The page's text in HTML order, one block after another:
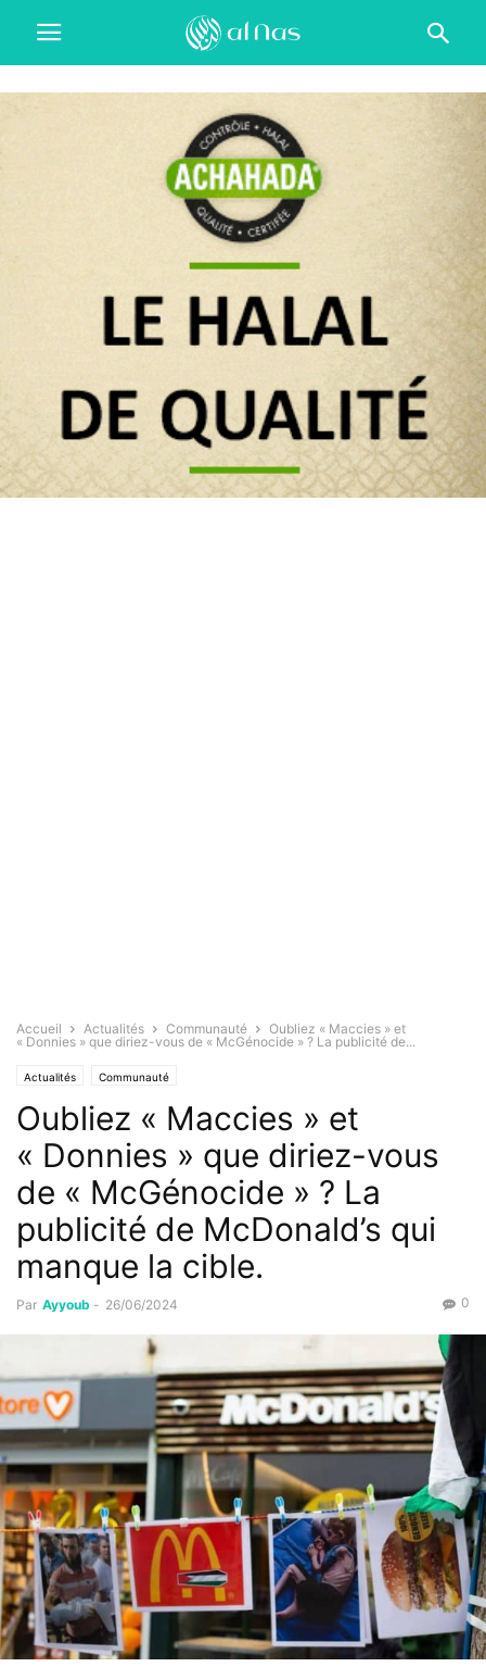
Accueil Actualités Communauté
Oubliez « Maccies » et
« Donnies » que diriez-vous de « McGénocide » ? La publicité de...
Actualités Communauté
Oubliez « Maccies » et
« Donnies » que diriez-vous
de « McGénocide » ? La
publicité de McDonald’s qui
manque la cible.
Par Ayyoub - 26/06/2024 0